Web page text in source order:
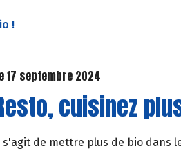
!
17 septembre 2024
cuisinez
s'agit de mettre plus de bio dans